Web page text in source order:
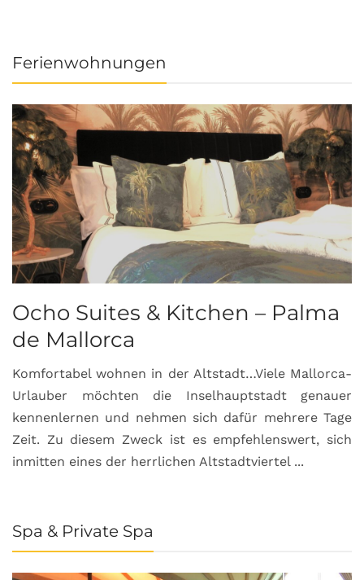
Ferienwohnungen
Ocho Suites & Kitchen – Palma
de Mallorca
Komfortabel wohnen in der Altstadt…Viele Mallorca-
Urlauber möchten die Inselhauptstadt genauer
kennenlernen und nehmen sich dafür mehrere Tage
Zeit. Zu diesem Zweck ist es empfehlenswert, sich
inmitten eines der herrlichen Altstadtviertel ...
Spa & Private Spa